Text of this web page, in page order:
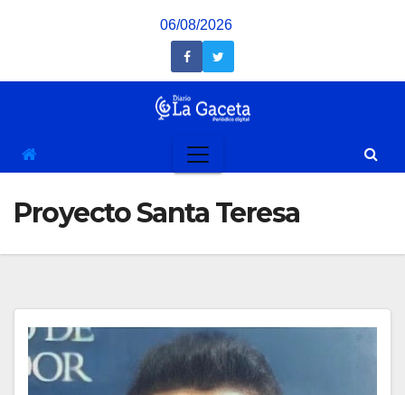
06/08/2026
Proyecto Santa Teresa